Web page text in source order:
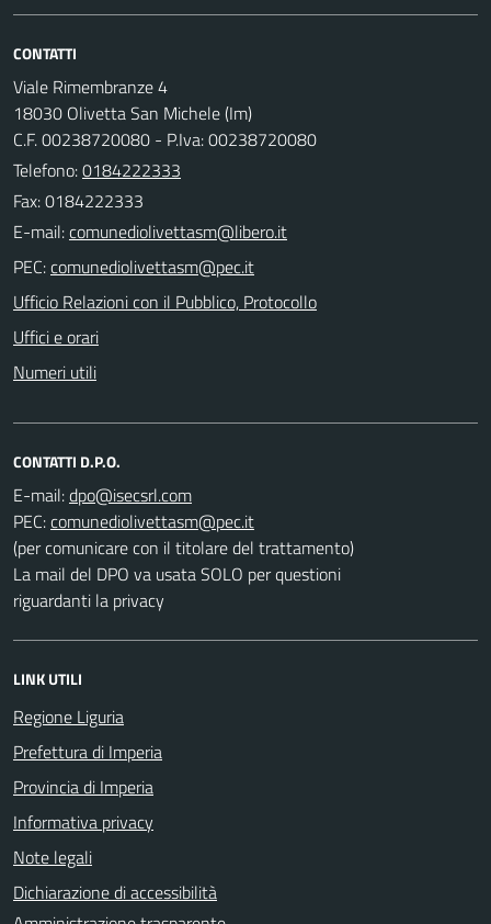
CONTATTI
Viale Rimembranze 4
18030 Olivetta San Michele (Im)
C.F. 00238720080 - P.Iva: 00238720080
Telefono:0184222333
Fax: 0184222333
E-mail:
PEC:
Ufficio Relazioni con il Pubblico, Protocollo
Uffici e orari
Numeri utili
CONTATTI D.P.O.
E-mail:
PEC:
(per comunicare con il titolare del trattamento)
La mail del DPO va usata SOLO per questioni
riguardanti la privacy
LINK UTILI
Regione Liguria
Prefettura di Imperia
Provincia di Imperia
Informativa privacy
Note legali
Dichiarazione di accessibilità